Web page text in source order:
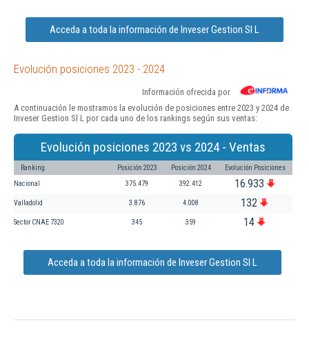
Acceda a toda la información de Inveser Gestion Sl L
Evolución posiciones 2023 - 2024
Información ofrecida por
A continuación le mostramos la evolución de posiciones entre 2023 y 2024 de
Inveser Gestion Sl L por cada uno de los rankings según sus ventas:
Evolución posiciones 2023 vs 2024 - Ventas
Ranking Posición 2023 Posición 2024 Evolución Posiciones
Nacional 375.479 392.412 16.933
Valladolid 3.876 4.008 132
Sector CNAE 7320 345 359 14
Acceda a toda la información de Inveser Gestion Sl L